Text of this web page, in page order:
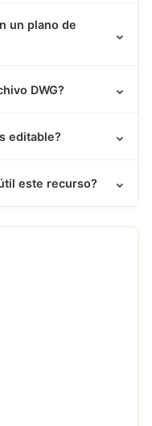
un plano de
⌄
DWG? ⌄
editable? ⌄
este recurso? ⌄